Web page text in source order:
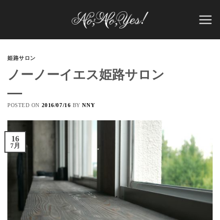
姫路サロン
ノーノーイエス姫路サロン
POSTED ON 2016/07/16 BYNNY
16
7月